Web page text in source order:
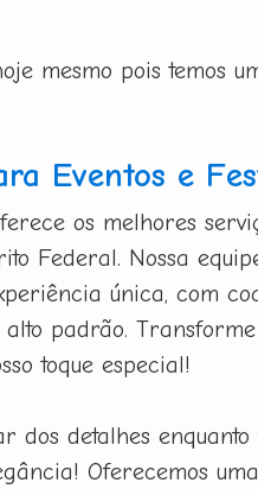
mesmo pois temos
Eventos e
os melhores
Federal. Nossa
única, com
padrão.
toque especial!
dos detalhes
Oferecemos